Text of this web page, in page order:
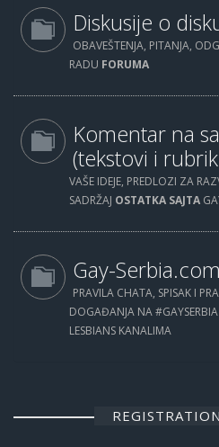
Diskusije o
OBAVEŠTENJA, PITANJA,
RADU FORUMA
Komentar na
(tekstovi i
VAŠE IDEJE, PREDLOZI ZA
SADRŽAJ OSTATKA SAJTA
Gay-
PRAVILA CHATA, SPISAK I
DOGAĐANJA NA
LESBIANS KANALIMA